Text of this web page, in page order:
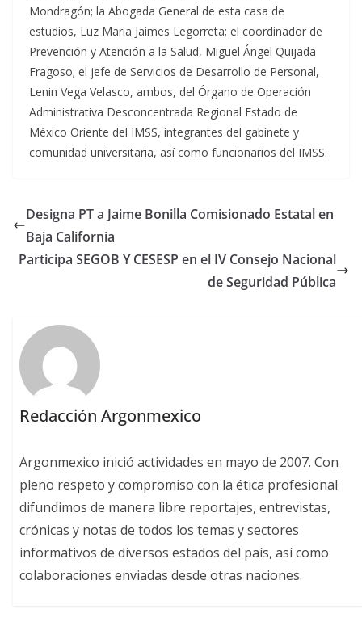
Mondragón; la Abogada General de esta casa de
estudios, Luz Maria Jaimes Legorreta; el coordinador de
Prevención y Atención a la Salud, Miguel Ángel Quijada
Fragoso; el jefe de Servicios de Desarrollo de Personal,
Lenin Vega Velasco, ambos, del Órgano de Operación
Administrativa Desconcentrada Regional Estado de
México Oriente del IMSS, integrantes del gabinete y
comunidad universitaria, así como funcionarios del IMSS.
Designa PT a Jaime Bonilla Comisionado Estatal en
Baja California
Participa SEGOB Y CESESP en el IV Consejo Nacional
de Seguridad Pública
Redacción Argonmexico
Argonmexico inició actividades en mayo de 2007. Con
pleno respeto y compromiso con la ética profesional
difundimos de manera libre reportajes, entrevistas,
crónicas y notas de todos los temas y sectores
informativos de diversos estados del país, así como
colaboraciones enviadas desde otras naciones.